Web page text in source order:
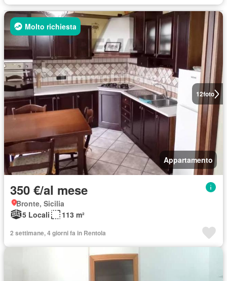
12foto
Molto richiesta
Appartamento
350 €/al mese
Bronte, Sicilia
5 Locali
113 m²
2 settimane, 4 giorni fa in Rentola